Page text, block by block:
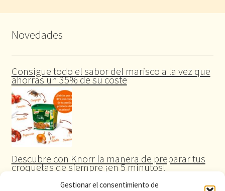
Gestionar el consentimiento de
Novedades
Consigue todo el sabor del marisco a la vez que
ahorras un 35% de su coste
Descubre con Knorr la manera de preparar tus
croquetas de siempre ¡en 5 minutos!